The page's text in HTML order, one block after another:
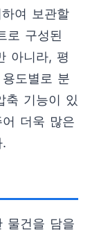
여 보관할
로 구성된
아니라, 평
도별로 분
축 기능이 있
더욱 많은
물건을 담을